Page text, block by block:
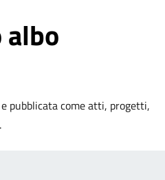
pubblicata come atti, progetti,